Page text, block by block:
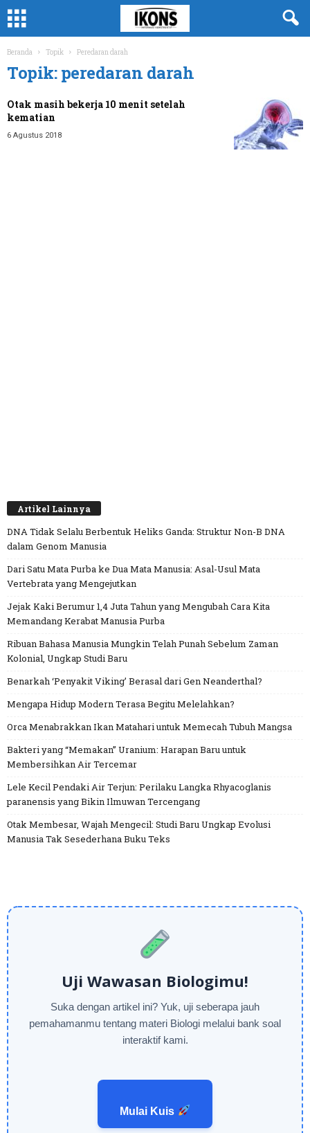
Beranda Topik Peredaran darah
Topik: peredaran darah
Otak masih bekerja 10 menit setelah
kematian
6 Agustus 2018
Artikel Lainnya
DNA Tidak Selalu Berbentuk Heliks Ganda: Struktur Non-B DNA
dalam Genom Manusia
Dari Satu Mata Purba ke Dua Mata Manusia: Asal-Usul Mata
Vertebrata yang Mengejutkan
Jejak Kaki Berumur 1,4 Juta Tahun yang Mengubah Cara Kita
Memandang Kerabat Manusia Purba
Ribuan Bahasa Manusia Mungkin Telah Punah Sebelum Zaman
Kolonial, Ungkap Studi Baru
Benarkah ‘Penyakit Viking’ Berasal dari Gen Neanderthal?
Mengapa Hidup Modern Terasa Begitu Melelahkan?
Orca Menabrakkan Ikan Matahari untuk Memecah Tubuh Mangsa
Bakteri yang “Memakan” Uranium: Harapan Baru untuk
Membersihkan Air Tercemar
Lele Kecil Pendaki Air Terjun: Perilaku Langka Rhyacoglanis
paranensis yang Bikin Ilmuwan Tercengang
Otak Membesar, Wajah Mengecil: Studi Baru Ungkap Evolusi
Manusia Tak Sesederhana Buku Teks
Uji Wawasan Biologimu!
Suka dengan artikel ini? Yuk, uji seberapa jauh
pemahamanmu tentang materi Biologi melalui bank soal
interaktif kami.
Mulai Kuis